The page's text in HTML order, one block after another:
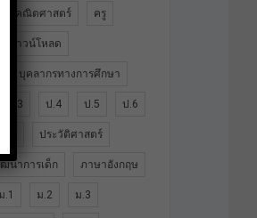
คณิตศาสตร์ ครู
ดาวน์โหลด
บุคลากรทางการศึกษา
ป.3 ป.4 ป.5 ป.6
ประวัติศาสตร์
นาการเด็ก ภาษาอังกฤษ
ม.1 ม.2 ม.3